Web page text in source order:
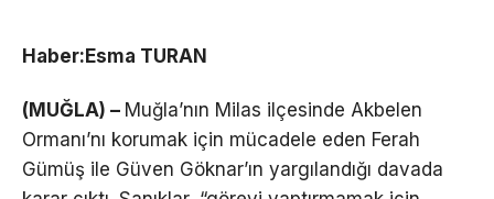
Haber:Esma TURAN
(MUĞLA) – Muğla’nın Milas ilçesinde Akbelen
Ormanı’nı korumak için mücadele eden Ferah
Gümüş ile Güven Göknar’ın yargılandığı davada